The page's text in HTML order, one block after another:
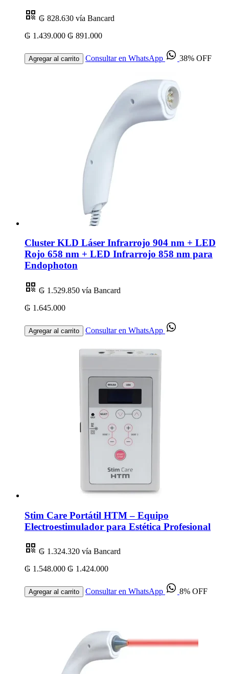
₲ 828.630 vía Bancard
₲ 1.439.000 ₲ 891.000
Agregar al carrito Consultar en WhatsApp 38% OFF
Cluster KLD Láser Infrarrojo 904 nm + LED
Rojo 658 nm + LED Infrarrojo 858 nm para
Endophoton
₲ 1.529.850 vía Bancard
₲ 1.645.000
Agregar al carrito Consultar en WhatsApp
Stim Care Portátil HTM – Equipo
Electroestimulador para Estética Profesional
₲ 1.324.320 vía Bancard
₲ 1.548.000 ₲ 1.424.000
Agregar al carrito Consultar en WhatsApp 8% OFF